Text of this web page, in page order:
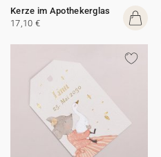
Kerze im Apothekerglas
17,10 €